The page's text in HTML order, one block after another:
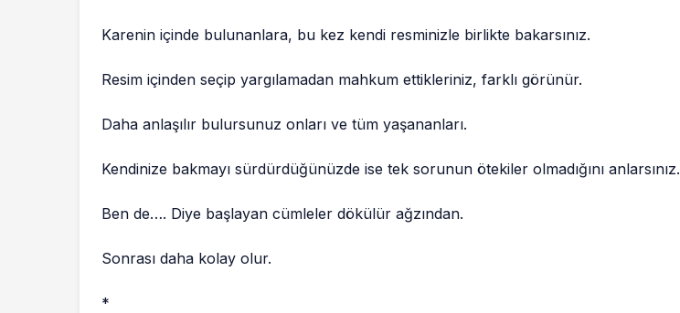
Karenin içinde bulunanlara, bu kez kendi resminizle birlikte bakarsınız.
Resim içinden seçip yargılamadan mahkum ettikleriniz, farklı görünür.
Daha anlaşılır bulursunuz onları ve tüm yaşananları.
Kendinize bakmayı sürdürdüğünüzde ise tek sorunun ötekiler olmadığını anlarsınız.
Ben de…. Diye başlayan cümleler dökülür ağzından.
Sonrası daha kolay olur.
*